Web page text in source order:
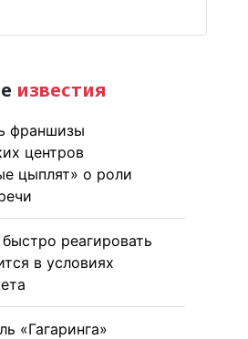
известия
франшизы
центров
цыплят» о роли
реагировать
в условиях
«Гагаринга»